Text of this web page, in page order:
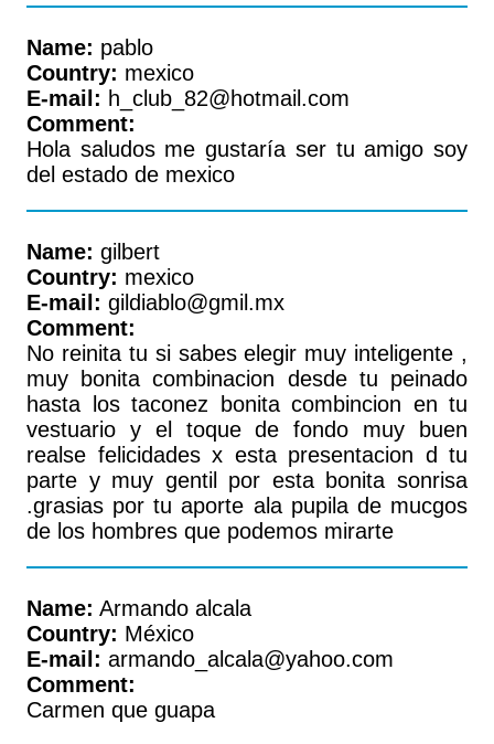
Name: pablo
Country: mexico
E-mail: h_club_82@hotmail.com
Comment:
Hola saludos me gustaría ser tu amigo soy
del estado de mexico
Name: gilbert
Country: mexico
E-mail: gildiablo@gmil.mx
Comment:
No reinita tu si sabes elegir muy inteligente ,
muy bonita combinacion desde tu peinado
hasta los taconez bonita combincion en tu
vestuario y el toque de fondo muy buen
realse felicidades x esta presentacion d tu
parte y muy gentil por esta bonita sonrisa
.grasias por tu aporte ala pupila de mucgos
de los hombres que podemos mirarte
Name: Armando alcala
Country: México
E-mail: armando_alcala@yahoo.com
Comment:
Carmen que guapa